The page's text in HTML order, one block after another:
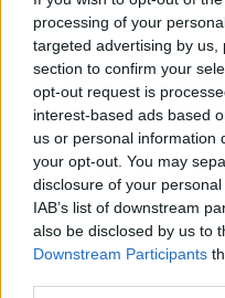
processing of your
targeted advertising by
section to confirm your
opt-out request is
interest-based ads based
us or personal information
your opt-out. You may
disclosure of your
IAB’s list of downstream
also be disclosed by us to
Downstream Participants